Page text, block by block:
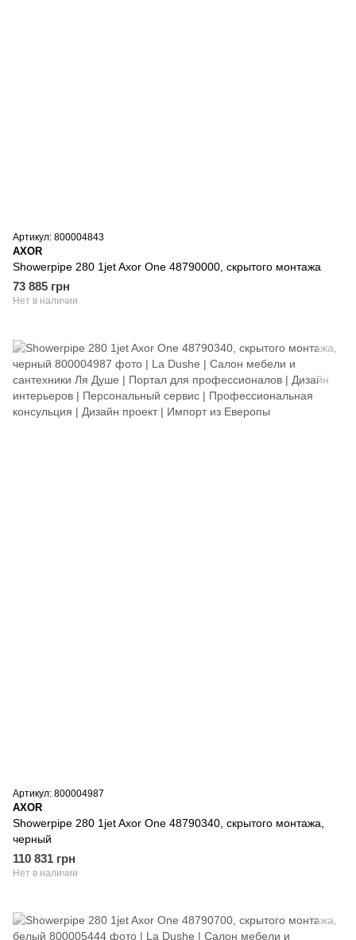
Артикул: 800004843
AXOR
Showerpipe 280 1jet Axor One 48790000, скрытого монтажа
73 885 грн
Нет в наличии
Артикул: 800004987
AXOR
Showerpipe 280 1jet Axor One 48790340, скрытого монтажа,
черный
110 831 грн
Нет в наличии